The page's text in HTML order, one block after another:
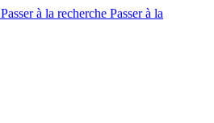
Passer à la recherche Passer à la